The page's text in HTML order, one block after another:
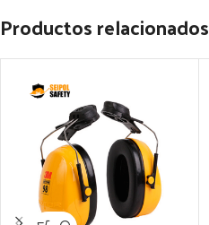
Productos relacionados